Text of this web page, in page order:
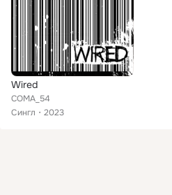
Wired
COMA_54
Сингл
2023